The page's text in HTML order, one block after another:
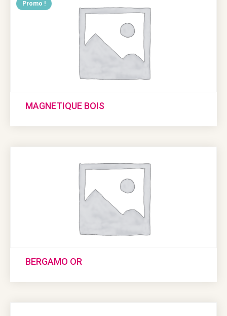
Promo !
MAGNETIQUE BOIS
BERGAMO OR